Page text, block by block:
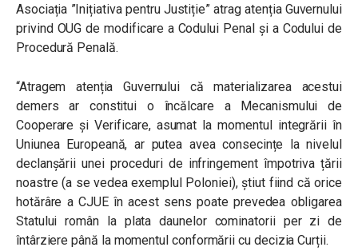
Asociația ”Inițiativa pentru Justiție” atrag atenția Guvernului
privind OUG de modificare a Codului Penal și a Codului de
Procedură Penală.
“Atragem atenția Guvernului că materializarea acestui
demers ar constitui o încălcare a Mecanismului de
Cooperare și Verificare, asumat la momentul integrării în
Uniunea Europeană, ar putea avea consecințe la nivelul
declanșării unei proceduri de infringement împotriva țării
noastre (a se vedea exemplul Poloniei), știut fiind că orice
hotărâre a CJUE în acest sens poate prevedea obligarea
Statului român la plata daunelor cominatorii per zi de
întârziere până la momentul conformării cu decizia Curții.